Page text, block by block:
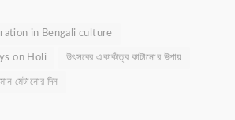
in Bengali culture
on Holi উৎসবের একাকীত্ব কাটানোর উপায়
মেটানোর দিন